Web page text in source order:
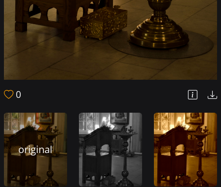
0
original